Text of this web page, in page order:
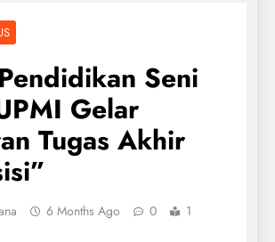
Seni
Gelar
Tugas Akhir
6 Months Ago 0
1